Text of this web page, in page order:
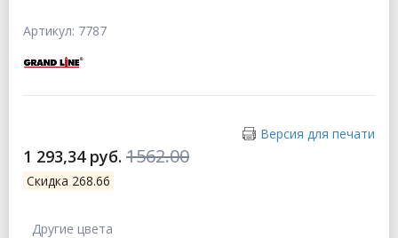
Артикул: 7787
Версия для печати
1 293,34 руб. 1562.00
Скидка 268.66
Другие цвета